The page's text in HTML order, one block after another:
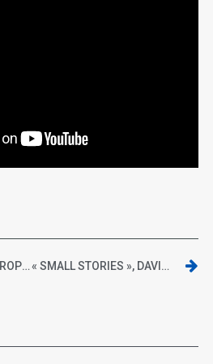
PINKUNOIZU – THE DROP (FULL TIME HOBBY) « SMALL STORIES », DAVID LYNCH À LA MAISON EUROPÉENNE DE LA PHOTOGRAPHIE